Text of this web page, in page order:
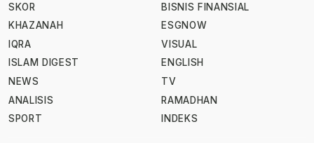
SKOR
KHAZANAH
IQRA
ISLAM DIGEST
NEWS
ANALISIS
SPORT
BISNIS FINANSIAL
ESGNOW
VISUAL
ENGLISH
TV
RAMADHAN
INDEKS